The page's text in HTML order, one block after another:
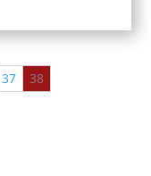
37 38